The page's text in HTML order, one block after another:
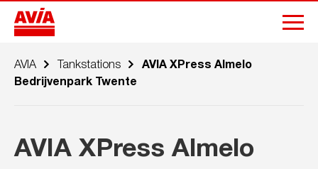
AVIA Tankstations
AVIA XPress Almelo
Bedrijvenpark Twente
AVIA XPress Almelo